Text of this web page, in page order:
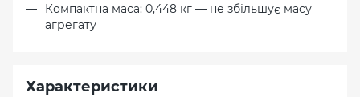
Компактна маса: 0,448 кг — не збільшує масу
агрегату
Характеристики